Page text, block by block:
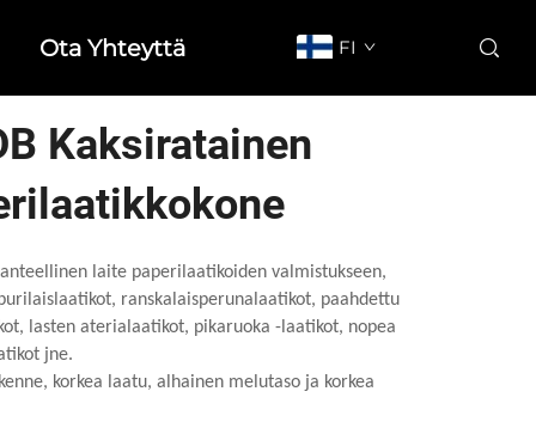
Ota Yhteyttä FI
Kaksiratainen
laite paperilaatikoiden valmistukseen,
ranskalaisperunalaatikot, paahdettu
lasten aterialaatikot, pikaruoka -laatikot, nopea
jne.
korkea laatu, alhainen melutaso ja korkea